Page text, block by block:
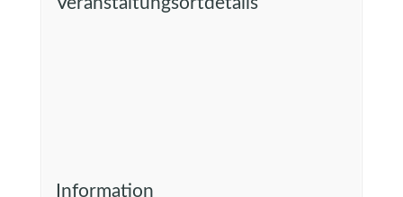
Information